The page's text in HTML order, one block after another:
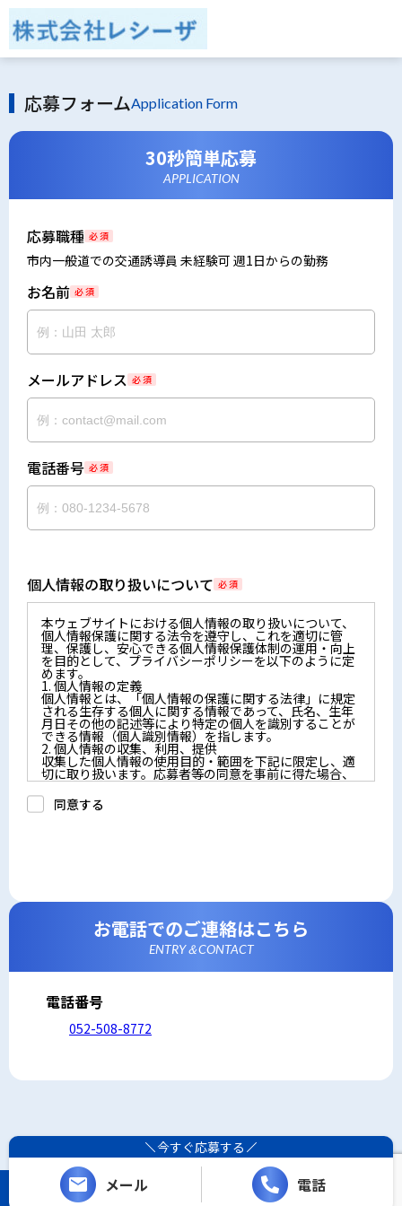
今すぐ応募する
メール 電話
応募フォームApplication Form
30秒簡単応募
APPLICATION
応募職種 必 須
市内一般道での交通誘導員 未経験可 週1日からの勤務
お名前 必 須
メールアドレス 必 須
電話番号 必 須
個人情報の取り扱いについて 必 須
本ウェブサイトにおける個人情報の取り扱いについて、
個人情報保護に関する法令を遵守し、これを適切に管
理、保護し、安心できる個人情報保護体制の運用・向上
を目的として、プライバシーポリシーを以下のように定
めます。
1. 個人情報の定義
個人情報とは、「個人情報の保護に関する法律」に規定
される生存する個人に関する情報であって、氏名、生年
月日その他の記述等により特定の個人を識別することが
できる情報（個人識別情報）を指します。
2. 個人情報の収集、利用、提供
収集した個人情報の使用目的・範囲を下記に限定し、適
切に取り扱います。応募者等の同意を事前に得た場合、
又は法令により許された場合を除き、個人情報を第三者
に提供しません。
a.応募者等からのお問い合わせに対応・管理するため
な期間、妥当な範囲内でこれに応じます。
応募者等の個人情報の取得、利用その他一切の取り扱い
について、個人情報の保護に関する法律、その他の関連
法令、及び本プライバシーポリシーを遵守します。
応募者等の個人情報を正確かつ最新の内容に保つよう努
及び毀損から保護するため、必要な安全管理措置を講じ
ます。
6. Cookieについて
本ウェブサイトでは、一部のコンテンツにおいてCookie
Googleアナリティクスは、トラフィックデータの収集の
ためにCookieを使用しています。このトラフィックデー
タは匿名で収集されており、個人を特定するものではあ
りません。この機能はCookieを無効にすることで収集を
拒否することが出来ます。
8. プライバシーポリシーの変更
同意する
お電話でのご連絡はこちら
ENTRY＆CONTACT
電話番号
052-508-8772
Copyright (C) レシーザ. All Rights Reserved.